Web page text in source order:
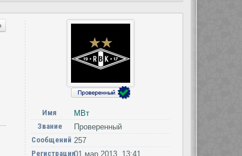
Имя
МВт
Звание
Проверенный
Сообщений 257
Регистрация01 мар 2013, 13:41